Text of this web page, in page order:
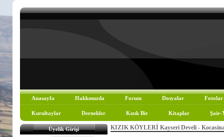
Anasayfa Hakkımızda Forum Dosyalar Fotolar
Kurultaylar Dernekler Kızık Bir Kitaplar Şair-
Üyelik Girişi KIZIK KÖYLERİ Kayseri Develi -